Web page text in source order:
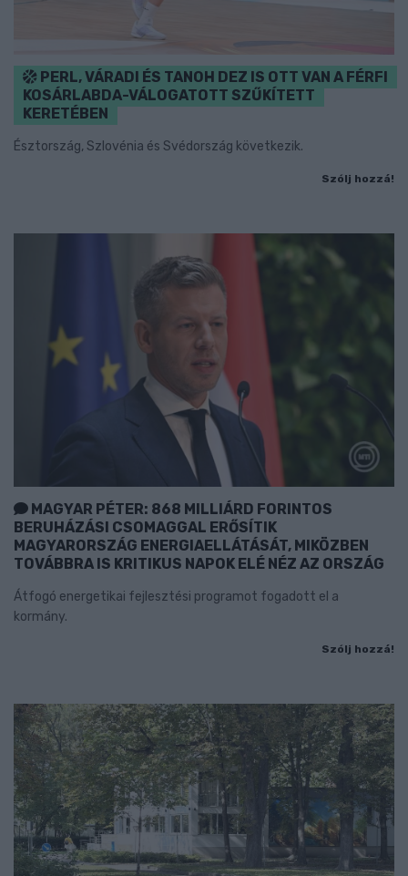
PERL, VÁRADI ÉS TANOH DEZ IS OTT VAN A FÉRFI
KOSÁRLABDA-VÁLOGATOTT SZŰKÍTETT
KERETÉBEN
Észtország, Szlovénia és Svédország következik.
Szólj hozzá!
MAGYAR PÉTER: 868 MILLIÁRD FORINTOS
BERUHÁZÁSI CSOMAGGAL ERŐSÍTIK
MAGYARORSZÁG ENERGIAELLÁTÁSÁT, MIKÖZBEN
TOVÁBBRA IS KRITIKUS NAPOK ELÉ NÉZ AZ ORSZÁG
Átfogó energetikai fejlesztési programot fogadott el a
kormány.
Szólj hozzá!